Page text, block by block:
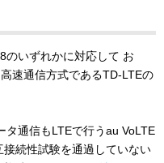
のいずれかに対応して お
速通信方式であるTD-LTEの
通信もLTEで行うau VoLTE
続性試験を通過していない